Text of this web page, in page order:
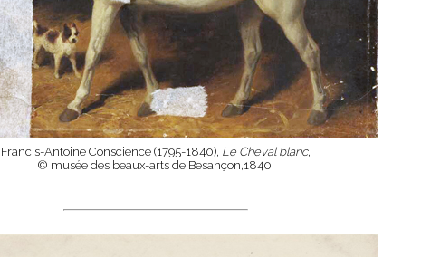
Francis-Antoine Conscience (1795-1840), Le Cheval blanc,
© musée des beaux-arts de Besançon,1840.